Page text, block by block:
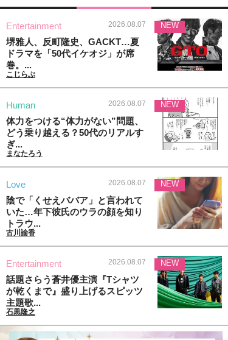
Entertainment 2026.08.07
堺雅人、反町隆史、GACKT…夏
ドラマを「50代イケオジ」が席
巻。...
こじらぶ
NEW
Human 2026.08.07
体力をつける“体力がない”問題、
どう乗り越える？50代のリアルす
ぎ...
まなたろう
NEW
Love 2026.08.07
陰で「くせえババア」と言われて
いた…年下彼氏のウラの顔を知り
トラウ...
古川諭香
NEW
Entertainment 2026.08.07
話題さらう蒼井優主演『Tシャツ
が乾くまで』盛り上げるスピッツ
主題歌...
石黒隆之
NEW